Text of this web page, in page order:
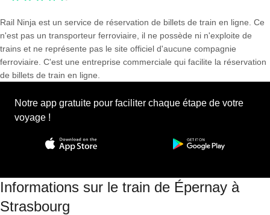
Rail Ninja est un service de réservation de billets de train en ligne. Ce
n'est pas un transporteur ferroviaire, il ne possède ni n'exploite de
trains et ne représente pas le site officiel d'aucune compagnie
ferroviaire. C'est une entreprise commerciale qui facilite la réservation
de billets de train en ligne.
Notre app gratuite pour faciliter chaque étape de votre
voyage !
Informations sur le train de Épernay à
Strasbourg